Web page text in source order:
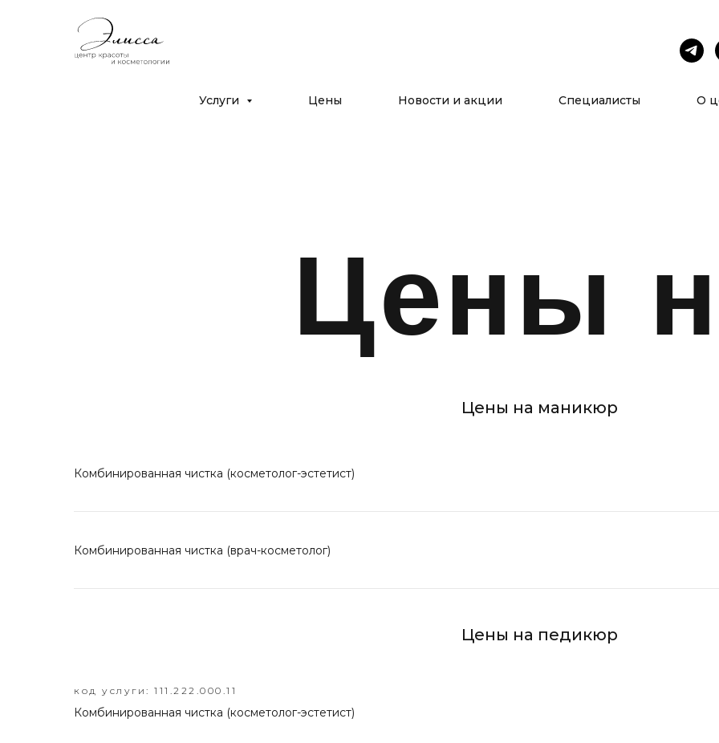
Услуги Цены Новости и акции Специалисты О
Цены
Beauty
услуги
Цены на маникюр
Комбинированная чистка (косметолог-эстетист)
Комбинированная чистка (врач-косметолог)
Цены на педикюр
код услуги: 111.222.000.11
Комбинированная чистка (косметолог-эстетист)